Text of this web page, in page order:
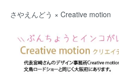
さやえんどう × Creative motion